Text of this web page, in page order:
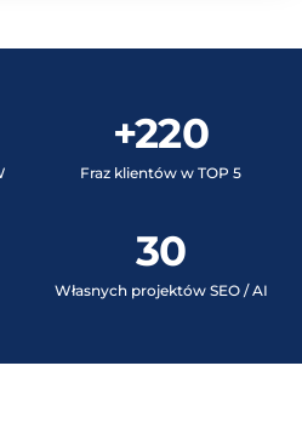
+220
Fraz klientów w TOP 5
30
Własnych projektów SEO / AI